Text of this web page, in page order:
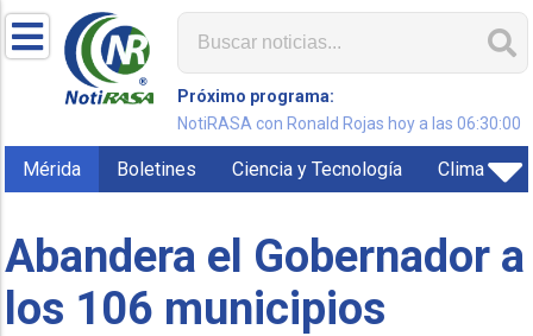
Próximo programa:
NotiRASA con Ronald Rojas hoy a las 06:30:00
Mérida Boletines Ciencia y Tecnología Clima
Abandera el Gobernador a
los 106 municipios